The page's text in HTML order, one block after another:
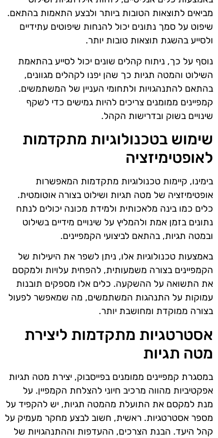
מביאים לתוצאות הטובות ביותר ולבצע התאמות בהתאם.
שיפוט על סמך נתונים יכול להנחות שיפוטים עתידיים
ולסייע בהשגת תוצאות טובות יותר.
נוסף על כך, ניתוח קהלים שונים יכול לסייע בהתאמת
השילוט והמטה תגיות כך שהן יפנו לקהלים מגוונים,
בהתאם להתנהגויות ולתחומי העניין של המשתמשים.
קמפיינים ממומנים צריכים להיות גמישים כדי לשקף
שינויים בשוק ובדרישות הקהל.
שימוש בטכנולוגיות מתקדמות
לאופטימיזציה
בימינו, קיימות טכנולוגיות מתקדמות המאפשרות
אופטימיזציה של מטה תגיות ושילוט בצורה אוטומטית.
כלים כמו בינה מלאכותית ולמידת מכונה יכולים לנתח
נתונים בזמן אמת ולהמליץ על שינויים מידיים בשילוט
ובמטה תגיות, בהתאם לביצועי הקמפיינים.
באמצעות טכנולוגיות אלו, ניתן לשפר את היעילות של
הקמפיינים בצורה משמעותית, להפחית עלויות ולמקסם
את התשואה על ההשקעה. כלים אלו מספקים תובנות
עמוקות על התנהגות המשתמשים, מה שמאפשר לפעול
בצורה ממוקדת ומחושבת יותר.
אסטרטגיות מתקדמות ליצירת
מטה תגיות
במסגרת קמפיינים ממומנים בפייסבוק, יצירת מטה תגיות
אפקטיביות מהווה מרכיב חיוני להצלחת הקמפיין. על
מנת למקסם את התועלת מהמטה תגיות, יש להקפיד על
מספר אסטרטגיות. ראשית, חשוב לבצע מחקר מעמיק על
קהל היעד. הבנת הצרכים, ההעדפות וההתנהגויות של